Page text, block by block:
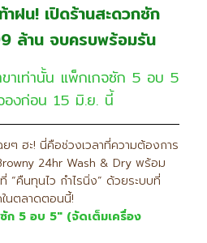
ฝน! เปิดร้านสะดวกซัก
ล้าน จบครบพร้อมรัน
าเท่านั้น แพ็กเกจซัก 5 อบ 5
องก่อน 15 มิ.ย. นี้
ยๆ ฮะ! นี่คือช่วงเวลาที่ความต้องการ
24hr Wash & Dry พร้อม
“คืนทุนไว กำไรนิ่ง” ด้วยระบบที่
นตลาดตอนนี้!
ก 5 อบ 5″ (จัดเต็มเครื่อง